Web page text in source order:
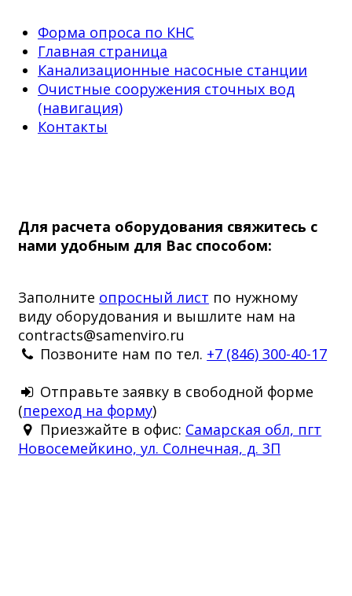
Форма опроса по КНС
Главная страница
Канализационные насосные станции
Очистные сооружения сточных вод
(навигация)
Контакты
Для расчета оборудования свяжитесь с
нами удобным для Вас способом:
Заполните опросный лист по нужному
виду оборудования и вышлите нам на
contracts@samenviro.ru
Позвоните нам по тел. +7 (846) 300-40-17
Отправьте заявку в свободной форме
(переход на форму)
Приезжайте в офис: Самарская обл, пгт
Новосемейкино, ул. Солнечная, д. 3П